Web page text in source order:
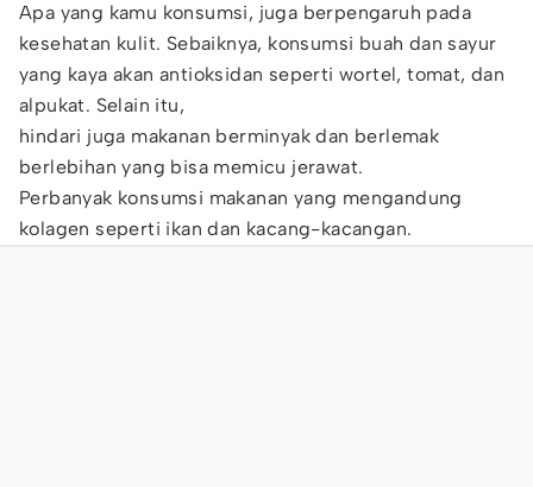
Apa yang kamu konsumsi, juga berpengaruh pada
kesehatan kulit. Sebaiknya, konsumsi buah dan sayur
yang kaya akan antioksidan seperti wortel, tomat, dan
alpukat. Selain itu,
hindari juga makanan berminyak dan berlemak
berlebihan yang bisa memicu jerawat.
Perbanyak konsumsi makanan yang mengandung
kolagen seperti ikan dan kacang-kacangan.